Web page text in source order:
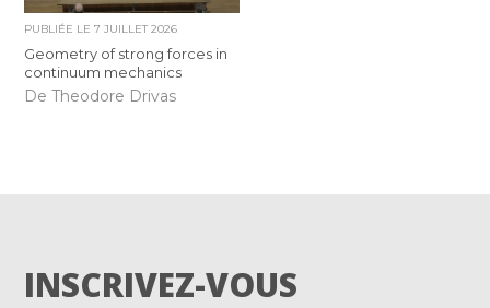
PUBLIÉE LE7 JUILLET 2026
Geometry of strong forces in
continuum mechanics
De Theodore Drivas
INSCRIVEZ-VOUS